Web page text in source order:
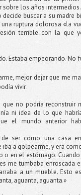
sobre los años
buscar a su madre
ruptura dolorosa «la
terrible con la que
Estaba empeorando. No
mejor dejar que me
vivir.
que no podría reconstruir
ni idea de lo que
el mundo anterior
ser como una casa
a golpearme, y era
o en el estómago.
me tumbaba enroscada
a un mueble. Esto
aguanta, aguanta.»